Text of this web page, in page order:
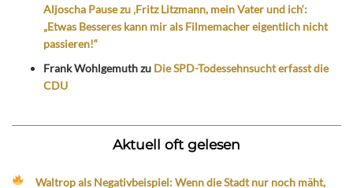
Aljoscha Pause zu ‚Fritz Litzmann, mein Vater und ich‘:
„Etwas Besseres kann mir als Filmemacher eigentlich nicht
passieren!“
Frank Wohlgemuthzu Die SPD-Todessehnsucht erfasst die
CDU
Aktuell oft gelesen
Waltrop als Negativbeispiel: Wenn die Stadt nur noch mäht,